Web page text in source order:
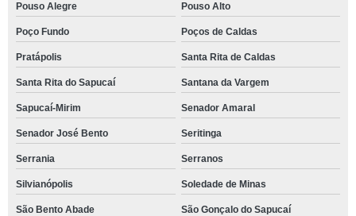
Pouso Alegre Pouso Alto
Poço Fundo Poços de Caldas
Pratápolis Santa Rita de Caldas
Santa Rita do Sapucaí Santana da Vargem
Sapucaí-Mirim Senador Amaral
Senador José Bento Seritinga
Serrania Serranos
Silvianópolis Soledade de Minas
São Bento Abade São Gonçalo do Sapucaí